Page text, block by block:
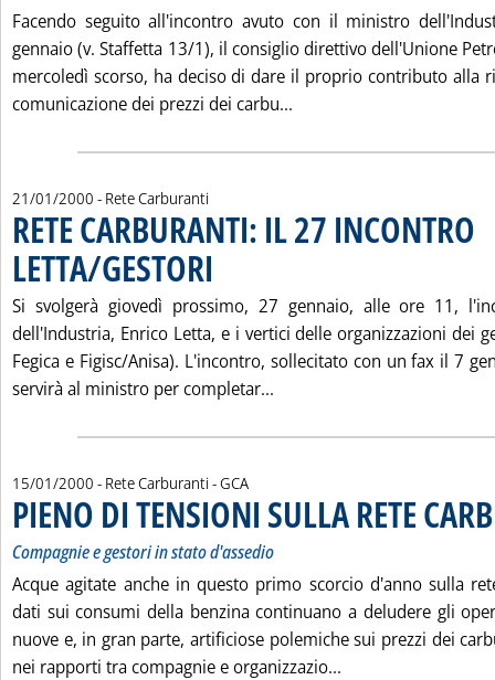
Facendo seguito all'incontro avuto con il ministro
gennaio (v. Staffetta 13/1), il consiglio direttivo dell'Unione
mercoledì scorso, ha deciso di dare il proprio contributo alla
comunicazione dei prezzi dei carbu...
21/01/2000 - Rete Carburanti
RETE CARBURANTI: IL 27 INCONTRO
LETTA/GESTORI
Si svolgerà giovedì prossimo, 27 gennaio, alle ore 11,
dell'Industria, Enrico Letta, e i vertici delle organizzazioni dei
Fegica e Figisc/Anisa). L'incontro, sollecitato con un fax il 7
servirà al ministro per completar...
15/01/2000 - Rete Carburanti -di:
GCA
PIENO DI TENSIONI SULLA RETE
Compagnie e gestori in stato d'assedio
Acque agitate anche in questo primo scorcio d'anno sulla
dati sui consumi della benzina continuano a deludere gli
nuove e, in gran parte, artificiose polemiche sui prezzi dei
nei rapporti tra compagnie e organizzazio...